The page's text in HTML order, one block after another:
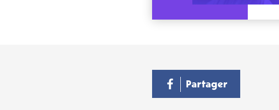
Partager